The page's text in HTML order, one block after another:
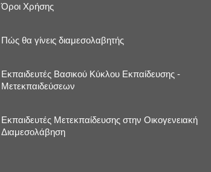
Όροι Χρήσης
Πώς θα γίνεις διαμεσολαβητής
Εκπαιδευτές Βασικού Κύκλου Εκπαίδευσης -
Μετεκπαιδεύσεων
Εκπαιδευτές Μετεκπαίδευσης στην Οικογενειακή
Διαμεσολάβηση